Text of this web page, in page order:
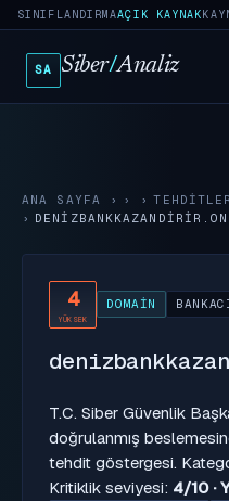
SINIFLANDIRMAAÇIK KAYNAK
SA Siber/Analiz
ANA SAYFA › TEHDITLER
4
YÜKSEK
DOMAIN
T.C. Siber Güvenlik
doğrulanmış
tehdit göstergesi.
Kritiklik seviyesi: 4/10 ·